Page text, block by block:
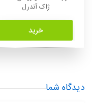
ژاک آندرل
خرید
دیدگاه شما